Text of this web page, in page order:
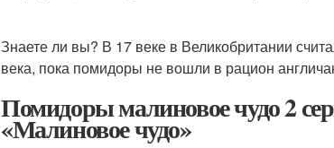
Знаете ли вы? В 17 веке в Великобритании
века, пока помидоры не вошли в рацион
Помидоры малиновое чудо 2
«Малиновое чудо»